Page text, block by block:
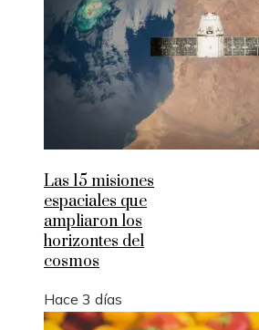
Las 15 misiones
espaciales que
ampliaron los
horizontes del
cosmos
Hace 3 días